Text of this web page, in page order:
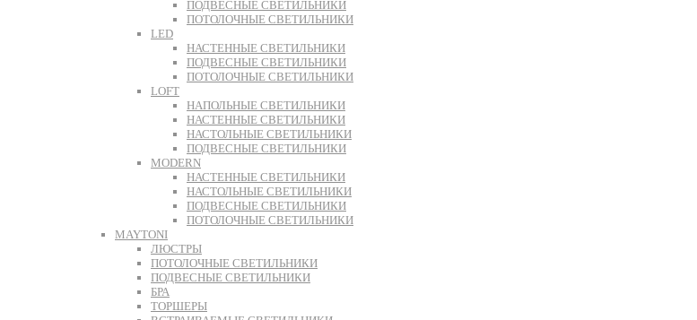
ПОДВЕСНЫЕ СВЕТИЛЬНИКИ
ПОТОЛОЧНЫЕ СВЕТИЛЬНИКИ
LED
НАСТЕННЫЕ СВЕТИЛЬНИКИ
ПОДВЕСНЫЕ СВЕТИЛЬНИКИ
ПОТОЛОЧНЫЕ СВЕТИЛЬНИКИ
LOFT
НАПОЛЬНЫЕ СВЕТИЛЬНИКИ
НАСТЕННЫЕ СВЕТИЛЬНИКИ
НАСТОЛЬНЫЕ СВЕТИЛЬНИКИ
ПОДВЕСНЫЕ СВЕТИЛЬНИКИ
MODERN
НАСТЕННЫЕ СВЕТИЛЬНИКИ
НАСТОЛЬНЫЕ СВЕТИЛЬНИКИ
ПОДВЕСНЫЕ СВЕТИЛЬНИКИ
ПОТОЛОЧНЫЕ СВЕТИЛЬНИКИ
MAYTONI
ЛЮСТРЫ
ПОТОЛОЧНЫЕ СВЕТИЛЬНИКИ
ПОДВЕСНЫЕ СВЕТИЛЬНИКИ
БРА
ТОРШЕРЫ